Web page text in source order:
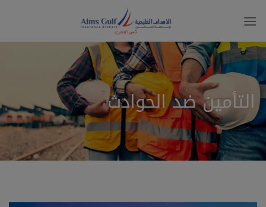
التأمين ضد الحوادث